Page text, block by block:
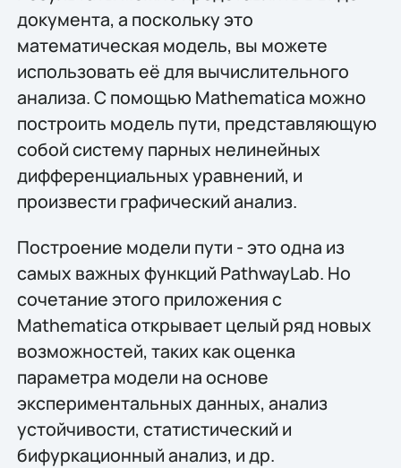
документа, а поскольку это
математическая модель, вы можете
использовать её для вычислительного
анализа. С помощью Mathematica можно
построить модель пути, представляющую
собой систему парных нелинейных
дифференциальных уравнений, и
произвести графический анализ.
Построение модели пути - это одна из
самых важных функций PathwayLab. Но
сочетание этого приложения с
Mathematica открывает целый ряд новых
возможностей, таких как оценка
параметра модели на основе
экспериментальных данных, анализ
устойчивости, статистический и
бифуркационный анализ, и др.